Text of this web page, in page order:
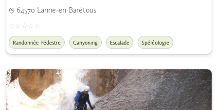
64570 Lanne-en-Barétous
Randonnée Pédestre Canyoning Escalade Spéléologie